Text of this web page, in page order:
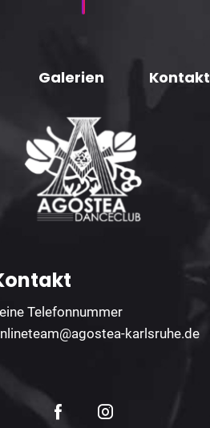
Galerien Kontakt
Telefonnummer
karlsruhe.de